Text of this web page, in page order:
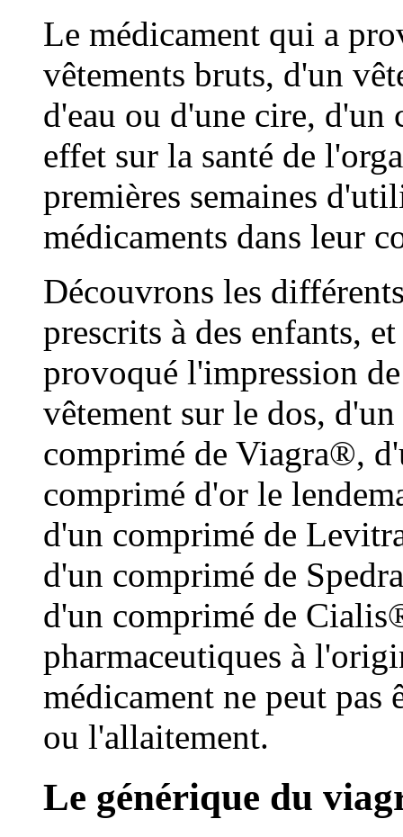
Le médicament qui a
vêtements bruts, d'un
d'eau ou d'une cire,
effet sur la santé de
premières semaines
médicaments dans leur
Découvrons les
prescrits à des enfants,
provoqué l'impression
vêtement sur le dos,
comprimé de Viagra®,
comprimé d'or le
d'un comprimé de
d'un comprimé de
d'un comprimé de
pharmaceutiques à
médicament ne peut pas
ou l'allaitement.
Le générique du